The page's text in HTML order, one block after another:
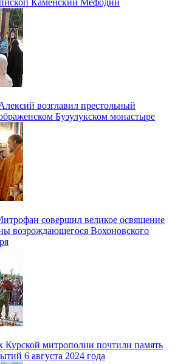
возглавил престольный
Бузулукском монастыре
совершил великое освящение
возрождающегося Вохоновского
Курской митрополии почтили память
6 августа 2024 года